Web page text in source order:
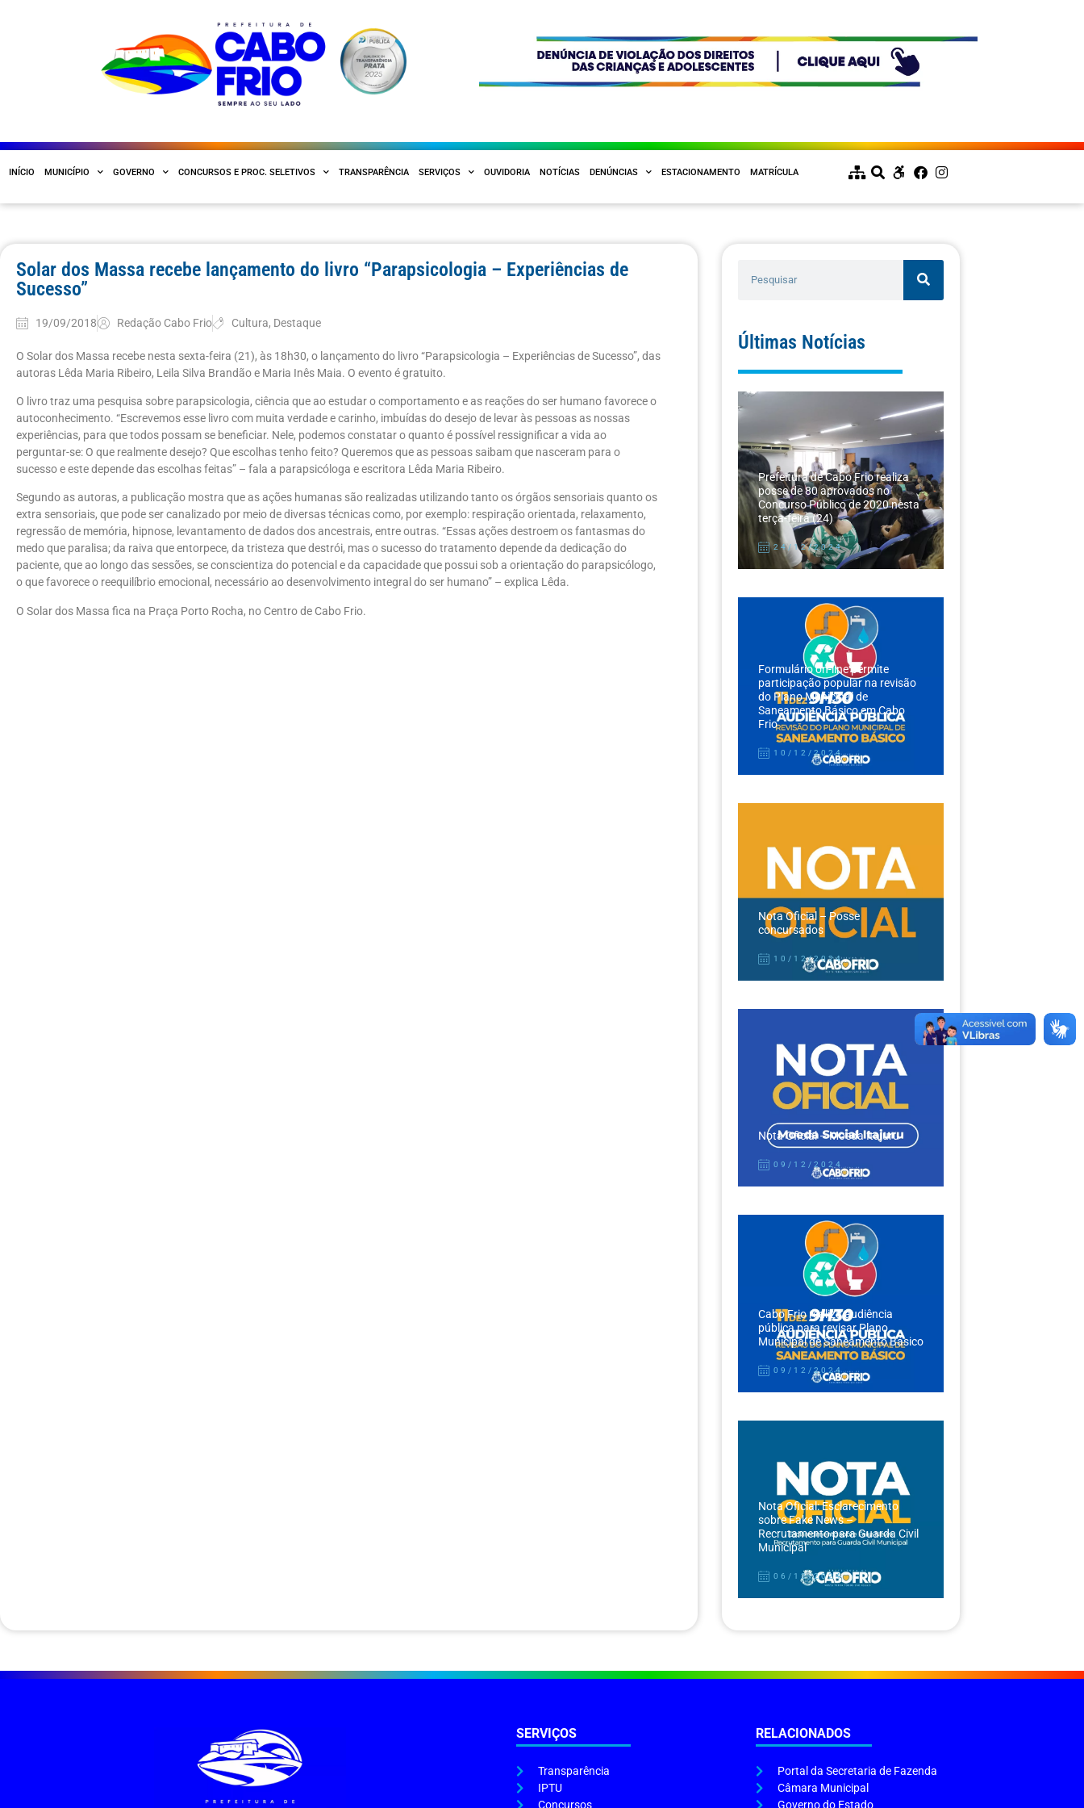
INÍCIO MUNICÍPIO GOVERNO CONCURSOS E PROC. SELETIVOS TRANSPARÊNCIA SERVIÇOS OUVIDORIA NOTÍCIAS DENÚNCIAS ESTACIONAMENTO MATRÍCULA
Solar dos Massa recebe lançamento do livro “Parapsicologia – Experiências de
Sucesso”
19/09/2018 Redação Cabo Frio Cultura, Destaque
O Solar dos Massa recebe nesta sexta-feira (21), às 18h30, o lançamento do livro “Parapsicologia – Experiências de Sucesso”, das
autoras Lêda Maria Ribeiro, Leila Silva Brandão e Maria Inês Maia. O evento é gratuito.
O livro traz uma pesquisa sobre parapsicologia, ciência que ao estudar o comportamento e as reações do ser humano favorece o
autoconhecimento. “Escrevemos esse livro com muita verdade e carinho, imbuídas do desejo de levar às pessoas as nossas
experiências, para que todos possam se beneficiar. Nele, podemos constatar o quanto é possível ressignificar a vida ao
perguntar-se: O que realmente desejo? Que escolhas tenho feito? Queremos que as pessoas saibam que nasceram para o
sucesso e este depende das escolhas feitas” – fala a parapsicóloga e escritora Lêda Maria Ribeiro.
Segundo as autoras, a publicação mostra que as ações humanas são realizadas utilizando tanto os órgãos sensoriais quanto os
extra sensoriais, que pode ser canalizado por meio de diversas técnicas como, por exemplo: respiração orientada, relaxamento,
regressão de memória, hipnose, levantamento de dados dos ancestrais, entre outras. “Essas ações destroem os fantasmas do
medo que paralisa; da raiva que entorpece, da tristeza que destrói, mas o sucesso do tratamento depende da dedicação do
paciente, que ao longo das sessões, se conscientiza do potencial e da capacidade que possui sob a orientação do parapsicólogo,
o que favorece o reequilíbrio emocional, necessário ao desenvolvimento integral do ser humano” – explica Lêda.
O Solar dos Massa fica na Praça Porto Rocha, no Centro de Cabo Frio.
Últimas Notícias
Prefeitura de Cabo Frio realiza
posse de 80 aprovados no
Concurso Público de 2020 nesta
terça-feira (24)
24/12/2024
Formulário on-line permite
participação popular na revisão
do Plano Municipal de
Saneamento Básico em Cabo
Frio
10/12/2024
Nota Oficial – Posse
concursados
10/12/2024
Nota Oficial – Moeda Itajuru
09/12/2024
Cabo Frio realiza audiência
pública para revisar Plano
Municipal de Saneamento Básico
09/12/2024
Nota Oficial: Esclarecimento
sobre Fake News –
Recrutamento para Guarda Civil
Municipal
06/12/2024
SERVIÇOS
Transparência
IPTU
Concursos
RELACIONADOS
Portal da Secretaria de Fazenda
Câmara Municipal
Governo do Estado